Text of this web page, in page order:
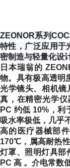
ZEONOR系列
特性，广泛应用于
密制造与轻量化设
日本瑞翁的
物。具有极高透明
光学镜头、相机镜
真，在精密光学仪
PC 约低 10%，利
吸水率极低，几乎
高的医疗器械部
170℃，属高耐热
灯罩、照明灯具部
PC 高 。介电常数